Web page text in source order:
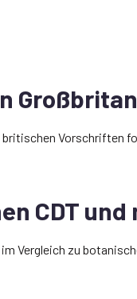
Vorschriften
CDT
Vergleich zu